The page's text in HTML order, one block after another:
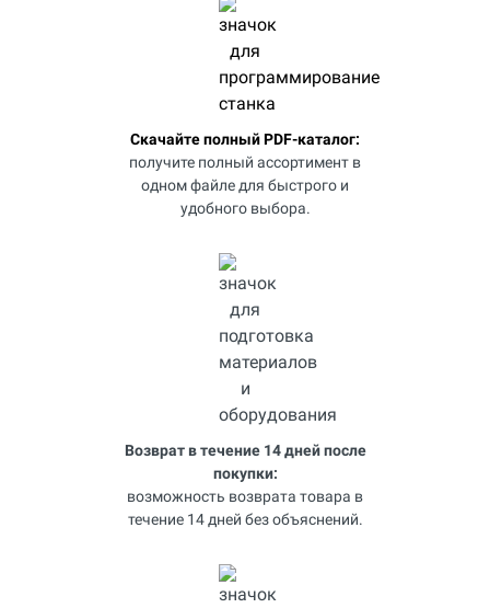
Скачайте полный PDF-каталог:
получите полный ассортимент в
одном файле для быстрого и
удобного выбора.
Возврат в течение 14 дней после
покупки:
возможность возврата товара в
течение 14 дней без объяснений.